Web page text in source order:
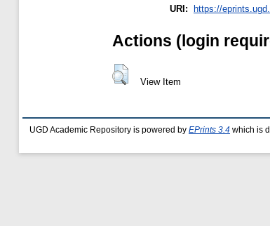
URI:
https://
Actions (login
View Item
UGD Academic Repository is powered by EPrints 3.4 which is